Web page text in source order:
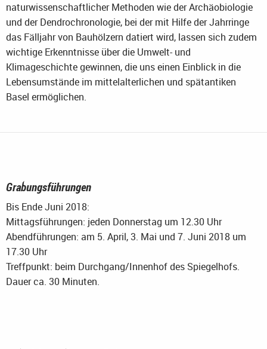
naturwissenschaftlicher Methoden wie der Archäobiologie
und der Dendrochronologie, bei der mit Hilfe der Jahrringe
das Fälljahr von Bauhölzern datiert wird, lassen sich zudem
wichtige Erkenntnisse über die Umwelt- und
Klimageschichte gewinnen, die uns einen Einblick in die
Lebensumstände im mittelalterlichen und spätantiken
Basel ermöglichen.
Grabungsführungen
Bis Ende Juni 2018:
Mittagsführungen: jeden Donnerstag um 12.30 Uhr
Abendführungen: am 5. April, 3. Mai und 7. Juni 2018 um
17.30 Uhr
Treffpunkt: beim Durchgang/Innenhof des Spiegelhofs.
Dauer ca. 30 Minuten.